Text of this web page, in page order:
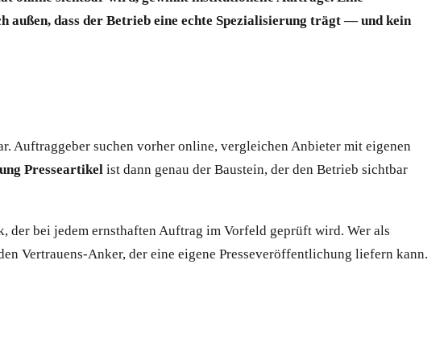
dass der Betrieb eine echte Spezialisierung trägt — und kein
Auftraggeber suchen vorher online, vergleichen Anbieter mit eigenen
Presseartikel ist dann genau der Baustein, der den Betrieb sichtbar
bei jedem ernsthaften Auftrag im Vorfeld geprüft wird. Wer als
Vertrauens-Anker, der eine eigene Presseveröffentlichung liefern kann.